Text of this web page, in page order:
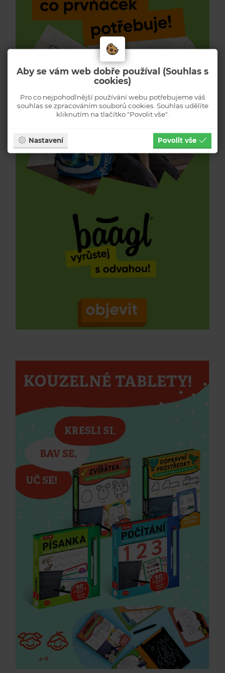
Aby se vám web dobře používal (Souhlas s
cookies)
Pro co nejpohodlnější používání webu potřebujeme váš
souhlas se zpracováním souborů cookies. Souhlas udělíte
kliknutím na tlačítko "Povolit vše".
Nastavení Povolit vše